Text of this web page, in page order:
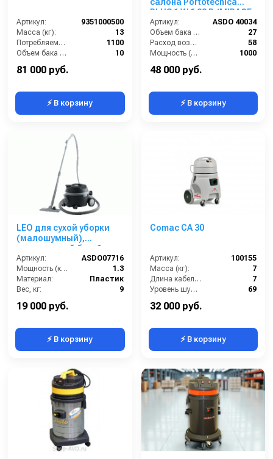
Артикул:
9351000500
Масса (кг):
13
Потребляемая мощность (Вт):
1100
Объем бака (л):
10
81 000 руб.
⚡ В корзину
PLUS 1 W 1 22 P (MIRAGE
SUPER)
Артикул:
ASDO 40034
Объем бака (л):
27
Расход воздуха (л/сек):
58
Мощность (Вт):
1000
48 000 руб.
⚡ В корзину
LEO для сухой уборки
(малошумный),
пластиковый бак, 1
турб, 10 л.
Артикул:
ASDO07716
Мощность (кВт):
1.3
Материал:
Пластик
Вес, кг:
9
Габаритные размеры, мм:
19 000 руб.
⚡ В корзину
Comac CA 30
Артикул:
100155
Масса (кг):
7
Длина кабеля (м):
7
Уровень шума (дБ):
69
Количество турбин (шт):
32 000 руб.
⚡ В корзину